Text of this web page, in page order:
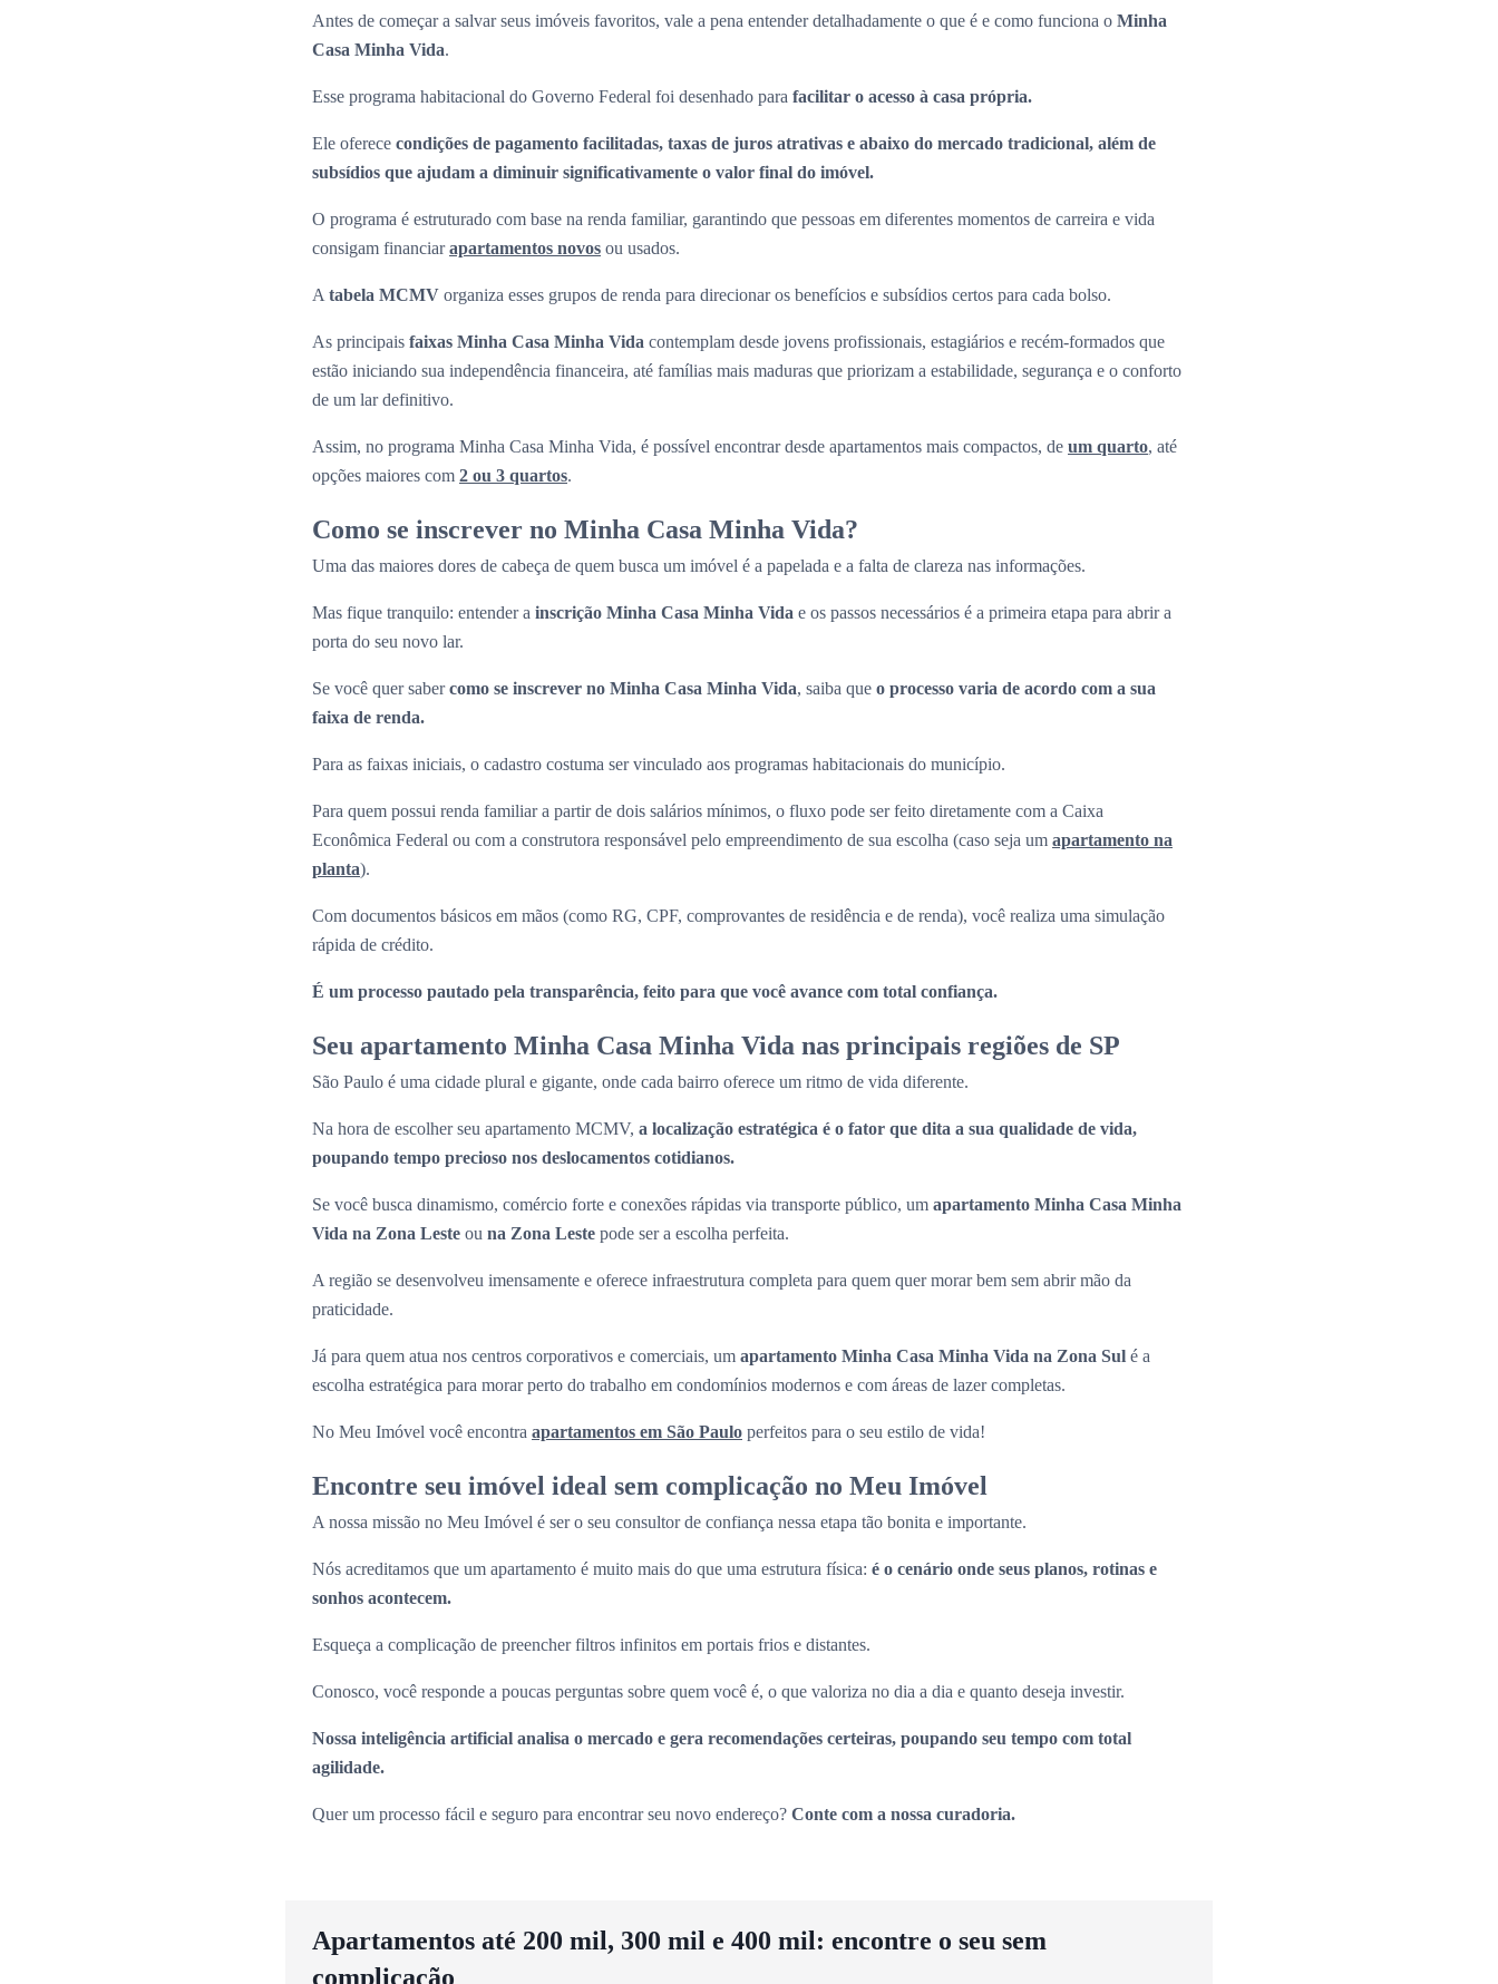
Antes de começar a salvar seus imóveis favoritos, vale a pena entender detalhadamente o que é e como funciona o Minha
Casa Minha Vida.
Esse programa habitacional do Governo Federal foi desenhado para facilitar o acesso à casa própria.
Ele oferece condições de pagamento facilitadas, taxas de juros atrativas e abaixo do mercado tradicional, além de
subsídios que ajudam a diminuir significativamente o valor final do imóvel.
O programa é estruturado com base na renda familiar, garantindo que pessoas em diferentes momentos de carreira e vida
consigam financiarapartamentos novos ou usados.
A tabela MCMV organiza esses grupos de renda para direcionar os benefícios e subsídios certos para cada bolso.
As principais faixas Minha Casa Minha Vida contemplam desde jovens profissionais, estagiários e recém-formados que
estão iniciando sua independência financeira, até famílias mais maduras que priorizam a estabilidade, segurança e o conforto
de um lar definitivo.
Assim, no programa Minha Casa Minha Vida, é possível encontrar desde apartamentos mais compactos, de um quarto, até
opções maiores com 2 ou 3 quartos.
Como se inscrever no Minha Casa Minha Vida?
Uma das maiores dores de cabeça de quem busca um imóvel é a papelada e a falta de clareza nas informações.
Mas fique tranquilo: entender a inscrição Minha Casa Minha Vida e os passos necessários é a primeira etapa para abrir a
porta do seu novo lar.
Se você quer sabercomo se inscrever no Minha Casa Minha Vida, saiba que o processo varia de acordo com a sua
faixa de renda.
Para as faixas iniciais, o cadastro costuma ser vinculado aos programas habitacionais do município.
Para quem possui renda familiar a partir de dois salários mínimos, o fluxo pode ser feito diretamente com a Caixa
Econômica Federal ou com a construtora responsável pelo empreendimento de sua escolha (caso seja um apartamento na
planta).
Com documentos básicos em mãos (como RG, CPF, comprovantes de residência e de renda), você realiza uma simulação
rápida de crédito.
É um processo pautado pela transparência, feito para que você avance com total confiança.
Seu apartamento Minha Casa Minha Vida nas principais regiões de SP
São Paulo é uma cidade plural e gigante, onde cada bairro oferece um ritmo de vida diferente.
Na hora de escolher seu apartamento MCMV, a localização estratégica é o fator que dita a sua qualidade de vida,
poupando tempo precioso nos deslocamentos cotidianos.
Se você busca dinamismo, comércio forte e conexões rápidas via transporte público, um apartamento Minha Casa Minha
Vida na Zona Leste ou na Zona Leste pode ser a escolha perfeita.
A região se desenvolveu imensamente e oferece infraestrutura completa para quem quer morar bem sem abrir mão da
praticidade.
Já para quem atua nos centros corporativos e comerciais, um apartamento Minha Casa Minha Vida na Zona Sul é a
escolha estratégica para morar perto do trabalho em condomínios modernos e com áreas de lazer completas.
No Meu Imóvel você encontra apartamentos em São Paulo perfeitos para o seu estilo de vida!
Encontre seu imóvel ideal sem complicação no Meu Imóvel
A nossa missão no Meu Imóvel é ser o seu consultor de confiança nessa etapa tão bonita e importante.
Nós acreditamos que um apartamento é muito mais do que uma estrutura física: é o cenário onde seus planos, rotinas e
sonhos acontecem.
Esqueça a complicação de preencher filtros infinitos em portais frios e distantes.
Conosco, você responde a poucas perguntas sobre quem você é, o que valoriza no dia a dia e quanto deseja investir.
Nossa inteligência artificial analisa o mercado e gera recomendações certeiras, poupando seu tempo com total
agilidade.
Quer um processo fácil e seguro para encontrar seu novo endereço? Conte com a nossa curadoria.
Apartamentos até 200 mil, 300 mil e 400 mil: encontre o seu sem
complicação